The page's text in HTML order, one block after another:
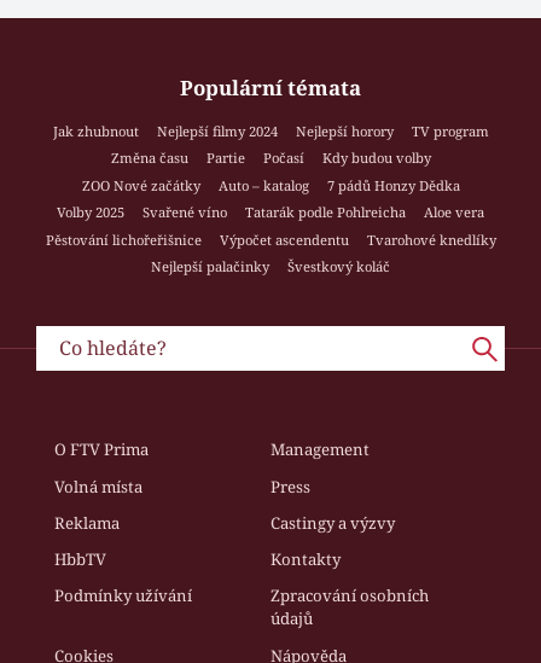
Populární témata
Jak zhubnout Nejlepší filmy 2024 Nejlepší horory
TV program
Změna času
Partie Počasí
Kdy budou volby
ZOO Nové začátky
Auto – katalog
7 pádů Honzy Dědka
Volby 2025
Svařené víno Tatarák podle Pohlreicha
Aloe vera
Pěstování lichořeřišnice
Výpočet ascendentu
Tvarohové knedlíky
Nejlepší palačinky
Švestkový koláč
O FTV Prima
Management
Volná místa
Press
Reklama
Castingy a výzvy
HbbTV
Kontakty
Podmínky užívání
Zpracování osobních
údajů
Cookies
Nápověda